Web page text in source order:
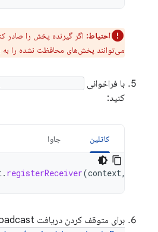
احتیاط: اگر گیرنده پخش را صادر
می‌توانند پخش‌های محافظت نشده را به
با فراخوانی
کنید:
کاتلین جاوا
. registerReceiver(context,
برای متوقف کردن دریافت broadcastها، تابع